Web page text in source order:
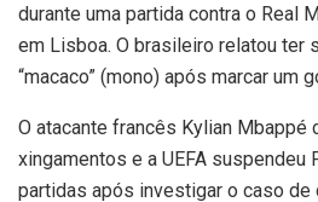
durante uma partida contra o Real
em Lisboa. O brasileiro relatou ter
“macaco” (mono) após marcar um
O atacante francês Kylian Mbappé
xingamentos e a UEFA suspendeu
partidas após investigar o caso de